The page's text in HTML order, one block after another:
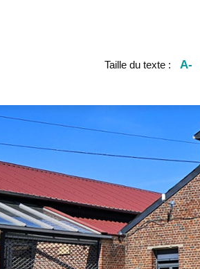
Taille du texte : A-